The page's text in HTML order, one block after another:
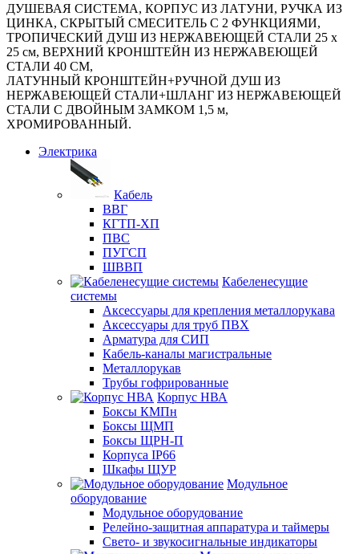
ДУШЕВАЯ СИСТЕМА, КОРПУС ИЗ ЛАТУНИ, РУЧКА ИЗ
ЦИНКА, СКРЫТЫЙ СМЕСИТЕЛЬ С 2 ФУНКЦИЯМИ,
ТРОПИЧЕСКИЙ ДУШ ИЗ НЕРЖАВЕЮЩЕЙ СТАЛИ 25 х
25 см, ВЕРХНИЙ КРОНШТЕЙН ИЗ НЕРЖАВЕЮЩЕЙ
СТАЛИ 40 СМ,
ЛАТУННЫЙ КРОНШТЕЙН+РУЧНОЙ ДУШ ИЗ
НЕРЖАВЕЮЩЕЙ СТАЛИ+ШЛАНГ ИЗ НЕРЖАВЕЮЩЕЙ
СТАЛИ С ДВОЙНЫМ ЗАМКОМ 1,5 м,
ХРОМИРОВАННЫЙ.
Электрика
Кабель
ВВГ
КГТП-ХП
ПВС
ПУГСП
ШВВП
Кабеленесущие
системы
Аксессуары для крепления металлорукава
Аксессуары для труб ПВХ
Арматура для СИП
Кабель-каналы магистральные
Металлорукав
Трубы гофрированные
Корпус НВА
Боксы КМПн
Боксы ЩМП
Боксы ЩРН-П
Корпуса IP66
Шкафы ЩУР
Модульное
оборудование
Модульное оборудование
Релейно-защитная аппаратура и таймеры
Свето- и звукосигнальные индикаторы